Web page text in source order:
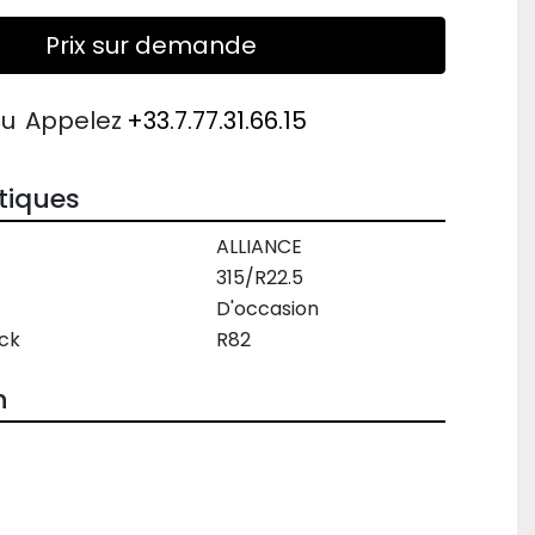
Prix sur demande
Appelez +33.7.77.31.66.15
ALLIANCE
315/R22.5
D'occasion
R82